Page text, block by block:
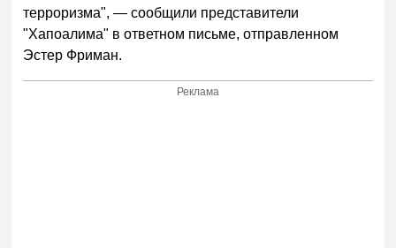
терроризма", — сообщили представители
"Хапоалима" в ответном письме, отправленном
Эстер Фриман.
Реклама